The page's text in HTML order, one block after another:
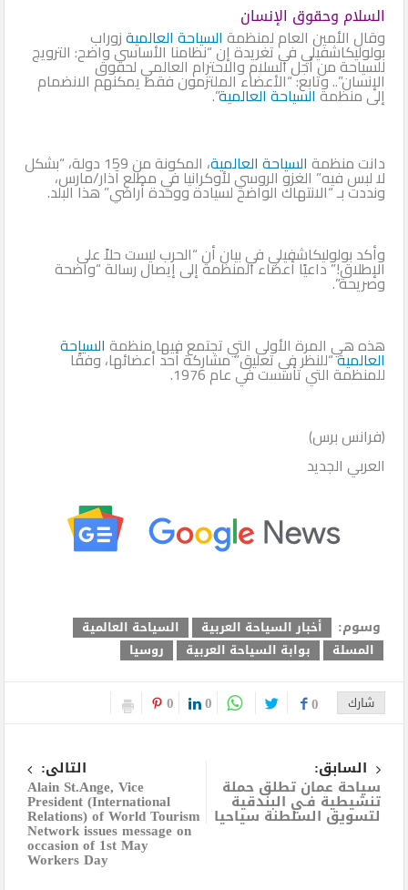
السلام وحقوق الإنسان
وقال الأمين العام لمنظمة السياحة العالميةزوراب
بولوليكاشفيلي في تغريدة إن “نظامنا الأساسي واضح: الترويج
للسياحة من أجل السلام والاحترام العالمي لحقوق
الإنسان”.. وتابع: “الأعضاء الملتزمون فقط يمكنهم الانضمام
إلى منظمةالسياحة العالمية”.
دانت منظمة السياحة العالمية ، المكونة من 159 دولة، “بشكل
لا لبس فيه” الغزو الروسي لأوكرانيا في مطلع آذار/مارس،
ونددت بـ “الانتهاك الواضح لسيادة ووحدة أراضي” هذا البلد.
وأكد بولوليكاشفيلي في بيان أن “الحرب ليست حلاً على
الإطلاق!” داعيًا أعضاء المنظمة إلى إيصال رسالة “واضحة
وصريحة”.
هذه هي المرة الأولى التي تجتمع فيها منظمة السياحة
العالمية“للنظر في تعليق” مشاركة أحد أعضائها، وفقًا
للمنظمة التي تأسست في عام 1976.
(فرانس برس)
العربي الجديد
وسوم: أخبار السياحة العربية
السياحة العالمية
المسلة
بوابة السياحة العربية روسيا
شارك 0
0
0
السابق:
سياحة عمان تطلق حملة
تنشيطية فـي البندقية
لتسويق السلطنة سياحيا
التالى:
Alain St.Ange, Vice
President (International
Relations) of World Tourism
Network issues message on
occasion of 1st May
Workers Day